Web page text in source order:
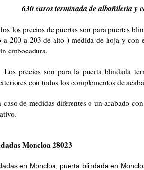
630 euros terminada de albañilería y
de puertas son para puertas
a 200 a 203 de alto ) medida de hoja y con
embocadura.
son para la puerta blindada
con todos los complementos de
medidas diferentes o un acabado con
Moncloa 28023
en Moncloa, puerta blindada en